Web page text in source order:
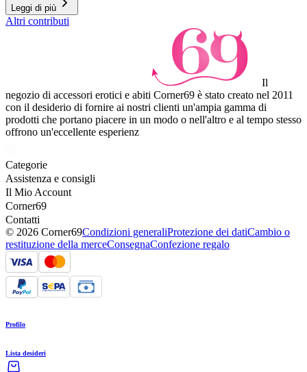
Leggi di più
Altri contributi
Il
negozio di accessori erotici e abiti Corner69 è stato creato nel 2011
con il desiderio di fornire ai nostri clienti un'ampia gamma di
prodotti che portano piacere in un modo o nell'altro e al tempo stesso
offrono un'eccellente esperienz
Categorie
Assistenza e consigli
Il Mio Account
Corner69
Contatti
© 2026 Corner69Condizioni generaliProtezione dei datiCambio o
restituzione della merceConsegnaConfezione regalo
Profilo
Lista desideri